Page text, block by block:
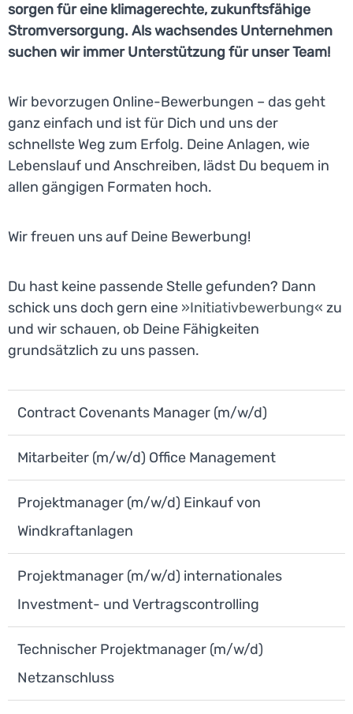
sorgen für eine klimagerechte, zukunftsfähige
Stromversorgung. Als wachsendes Unternehmen
suchen wir immer Unterstützung für unser Team!
Wir bevorzugen Online-Bewerbungen – das geht
ganz einfach und ist für Dich und uns der
schnellste Weg zum Erfolg. Deine Anlagen, wie
Lebenslauf und Anschreiben, lädst Du bequem in
allen gängigen Formaten hoch.
Wir freuen uns auf Deine Bewerbung!
Du hast keine passende Stelle gefunden? Dann
schick uns doch gern eine
Initiativbewerbung
zu
und wir schauen, ob Deine Fähigkeiten
grundsätzlich zu uns passen.
Contract Covenants Manager (m/w/d)
Mitarbeiter (m/w/d) Office Management
Projektmanager (m/w/d) Einkauf von
Windkraftanlagen
Projektmanager (m/w/d) internationales
Investment- und Vertragscontrolling
Technischer Projektmanager (m/w/d)
Netzanschluss